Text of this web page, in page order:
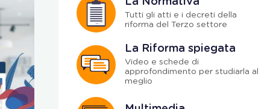
Tutti gli atti e i decreti della
riforma del Terzo settore
La Riforma spiegata
Video e schede di
approfondimento per studiarla al
meglio